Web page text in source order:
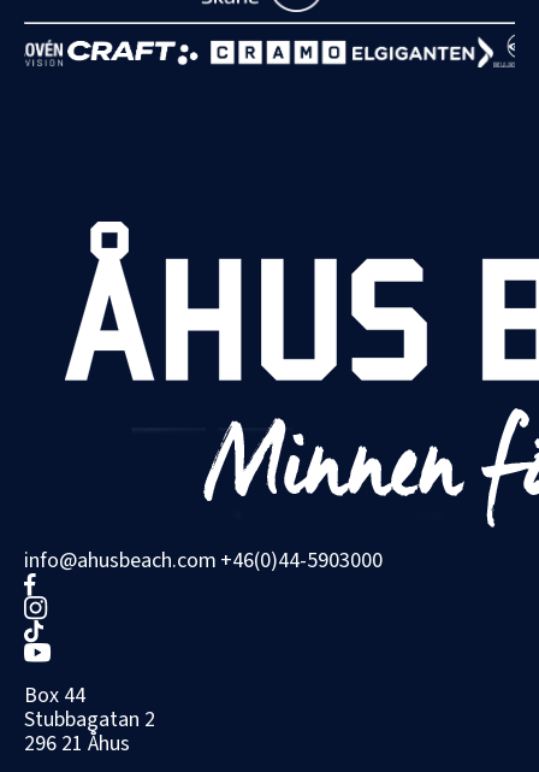
info@ahusbeach.com +46(0)44-5903000
Box 44
Stubbagatan 2
296 21 Åhus